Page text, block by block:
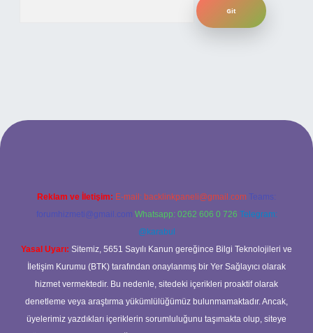
Reklam ve İletişim: E-mail: backlinkpaneli@gmail.com Teams:
forumhizmeti@gmail.com Whatsapp: 0262 606 0 726 Telegram:
@karabul
Yasal Uyarı: Sitemiz, 5651 Sayılı Kanun gereğince Bilgi Teknolojileri ve
İletişim Kurumu (BTK) tarafından onaylanmış bir Yer Sağlayıcı olarak
hizmet vermektedir. Bu nedenle, sitedeki içerikleri proaktif olarak
denetleme veya araştırma yükümlülüğümüz bulunmamaktadır. Ancak,
üyelerimiz yazdıkları içeriklerin sorumluluğunu taşımakta olup, siteye